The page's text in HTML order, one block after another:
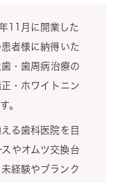
11月に開業した
者様に納得いた
・歯周病治療の
・ホワイトニン
。
る歯科医院を目
やオムツ交換台
経験やブランク